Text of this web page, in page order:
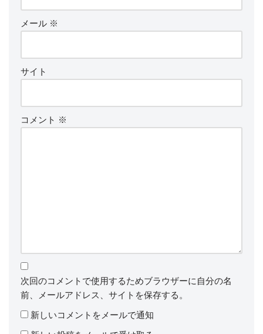
メール ※
サイト
コメント ※
次回のコメントで使用するためブラウザーに自分の名
前、メールアドレス、サイトを保存する。
新しいコメントをメールで通知